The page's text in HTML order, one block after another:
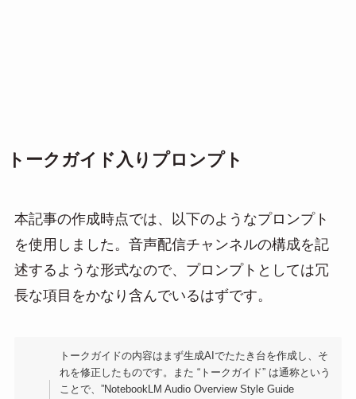
トークガイド入りプロンプト
本記事の作成時点では、以下のようなプロンプト
を使用しました。音声配信チャンネルの構成を記
述するような形式なので、プロンプトとしては冗
長な項目をかなり含んでいるはずです。
トークガイドの内容はまず生成AIでたたき台を作成し、そ
れを修正したものです。また “トークガイド” は通称という
ことで、”NotebookLM Audio Overview Style Guide